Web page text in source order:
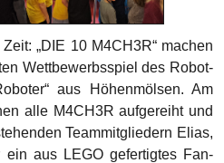
„DIE 10 M4CH3R“ machen
Wettbewerbsspiel des Robot-
aus Höhenmölsen. Am
alle M4CH3R aufgereiht und
Teammitgliedern Elias,
aus LEGO gefertigtes Fan-